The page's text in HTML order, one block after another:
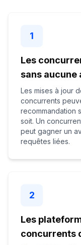
1
Les
sans
Les mises à jour
concurrents
recommandation
soit. Un
peut gagner un
requêtes liées.
2
Les
concurrents